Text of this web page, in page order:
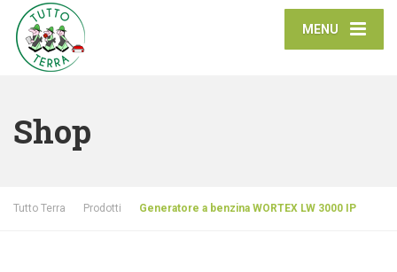
MENU
Shop
Tutto Terra Prodotti Generatore a benzina WORTEX LW 3000 IP